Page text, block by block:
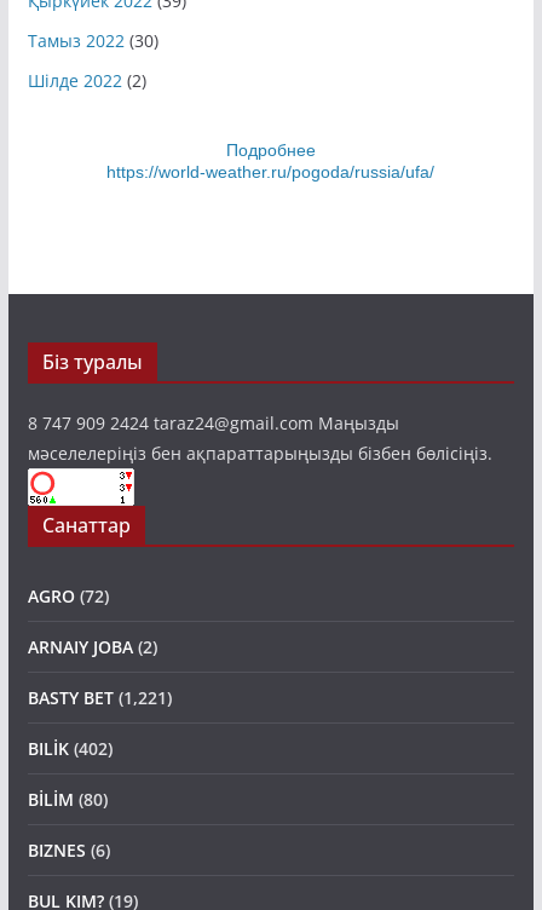
Қыркүйек 2022(39)
Тамыз 2022(30)
Шілде 2022(2)
Подробнее
https://world-weather.ru/pogoda/russia/ufa/
Біз туралы
8 747 909 2424 taraz24@gmail.com Маңызды
мәселелеріңіз бен ақпараттарыңызды бізбен бөлісіңіз.
Санаттар
AGRO (72)
ARNAIY JOBA(2)
BASTY BET (1,221)
BILİK(402)
BİLİM (80)
BIZNES (6)